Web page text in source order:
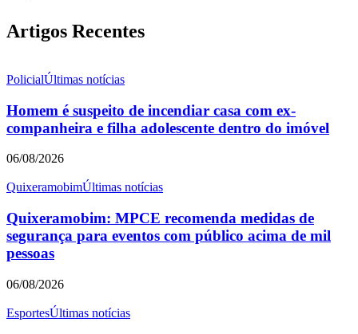
Artigos Recentes
PolicialÚltimas notícias
Homem é suspeito de incendiar casa com ex-
companheira e filha adolescente dentro do imóvel
06/08/2026
QuixeramobimÚltimas notícias
Quixeramobim: MPCE recomenda medidas de
segurança para eventos com público acima de mil
pessoas
06/08/2026
EsportesÚltimas notícias